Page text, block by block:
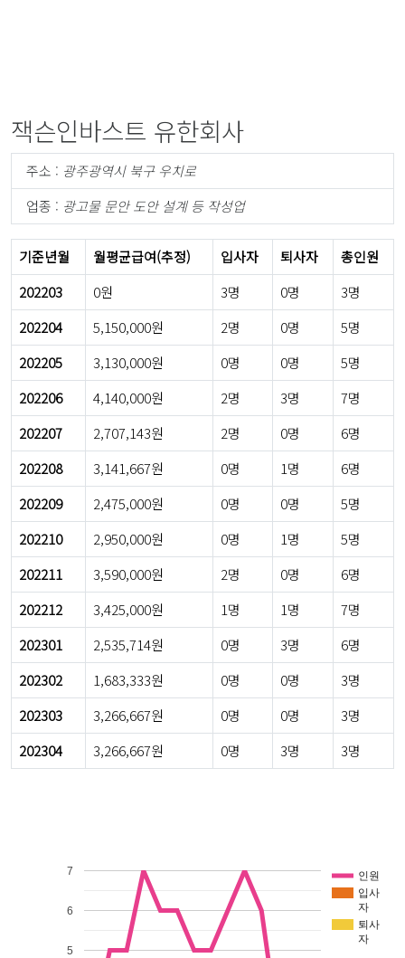
잭슨인바스트 유한회사
주소 : 광주광역시 북구 우치로
업종 : 광고물 문안 도안 설계 등 작성업
기준년월 월평균급여(추정) 입사자 퇴사자
총인원
202203
0원 3명 0명
3명
202204
5,150,000원 2명 0명
5명
202205
3,130,000원 0명 0명
5명
202206
4,140,000원 2명 3명
7명
202207
2,707,143원 2명 0명
6명
202208
3,141,667원 0명 1명
6명
202209
2,475,000원 0명 0명
5명
202210
2,950,000원 0명 1명
5명
202211
3,590,000원 2명 0명
6명
202212
3,425,000원 1명 1명
7명
202301
2,535,714원 0명 3명
6명
202302
1,683,333원 0명 0명
3명
202303
3,266,667원 0명 0명
3명
202304
3,266,667원 0명 3명 3명
인원
입사
자
퇴사
자
5
6
7